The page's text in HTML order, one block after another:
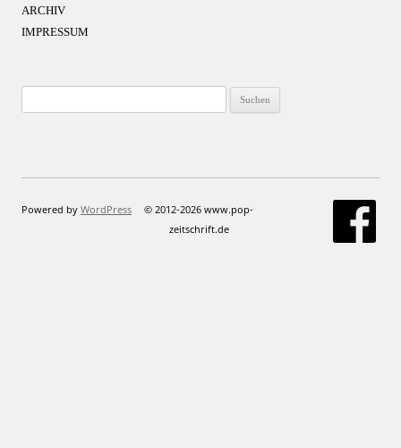
ARCHIV
IMPRESSUM
nach:
Powered by WordPress
© 2012-2026 www.pop-
zeitschrift.de